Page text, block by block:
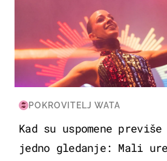
POKROVITELJ WATA
Kad su uspomene
jedno gledanje: Mali